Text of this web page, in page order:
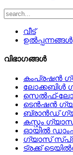
വീട്
ഉൽപ്പന്നങ്ങൾ
വിഭാഗങ്ങൾ
കംപ്രഷൻ
ലോക്കബിൾ
സെൽഫ്-
ടെൻഷൻ
ബ്രാൻഡ്
കസ്റ്റം
ഓയിൽ
ഗ്യാസ്
ട്രക്ക്